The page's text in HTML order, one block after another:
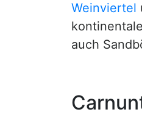
Weinviertel
auch